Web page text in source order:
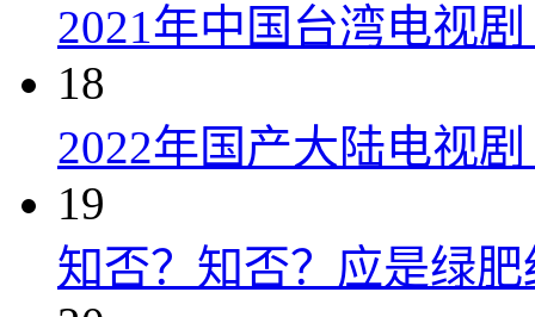
2021年中国台湾电视
18
2022年国产大陆电视
19
知否？知否？应是绿肥